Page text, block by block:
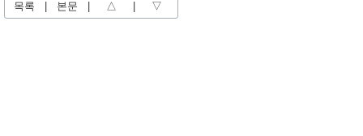
목록 본문 △ ▽